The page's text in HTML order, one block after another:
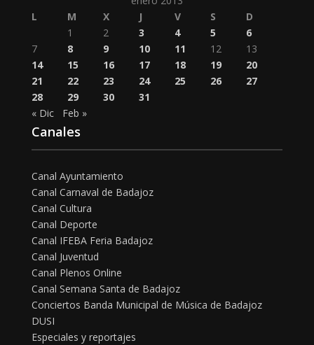
L
M X J V S
D
1
2 3 4 5
6
7
8 9 10 11 12
13
14
15 16 17 18 19
20
21
22 23 24 25 26
27
28
29 30
31
« Dic
Feb »
Canales
Canal Ayuntamiento
Canal Carnaval de Badajoz
Canal Cultura
Canal Deporte
Canal IFEBA Feria Badajoz
Canal Juventud
Canal Plenos Online
Canal Semana Santa de Badajoz
Conciertos Banda Municipal de Música de Badajoz
DUSI
Especiales y reportajes